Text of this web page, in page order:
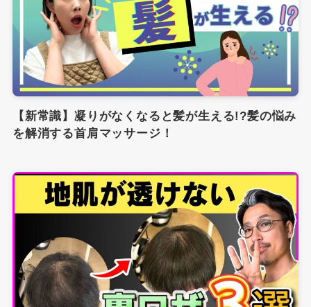
【新常識】凝りがなくなると髪が生える!?髪の悩み
を解消する首肩マッサージ！